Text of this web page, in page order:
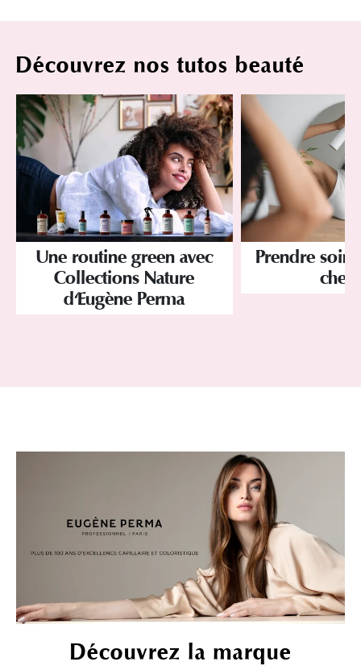
Découvrez nos tutos beauté
Une routine green avec
Collections Nature
d'Eugène Perma
Prendre soin
Découvrez la marque